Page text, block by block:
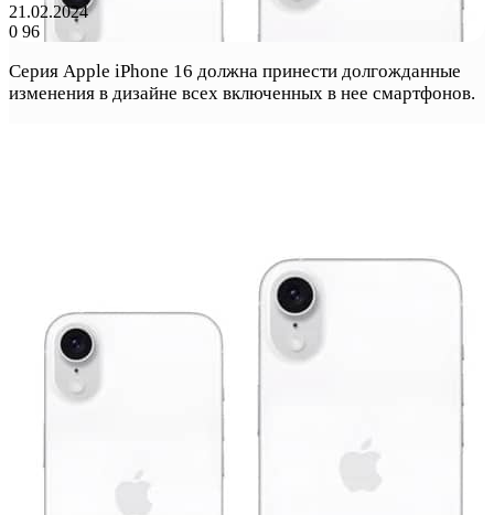
21.02.2024
0 96
Серия Apple iPhone 16 должна принести долгожданные
изменения в дизайне всех включенных в нее смартфонов.